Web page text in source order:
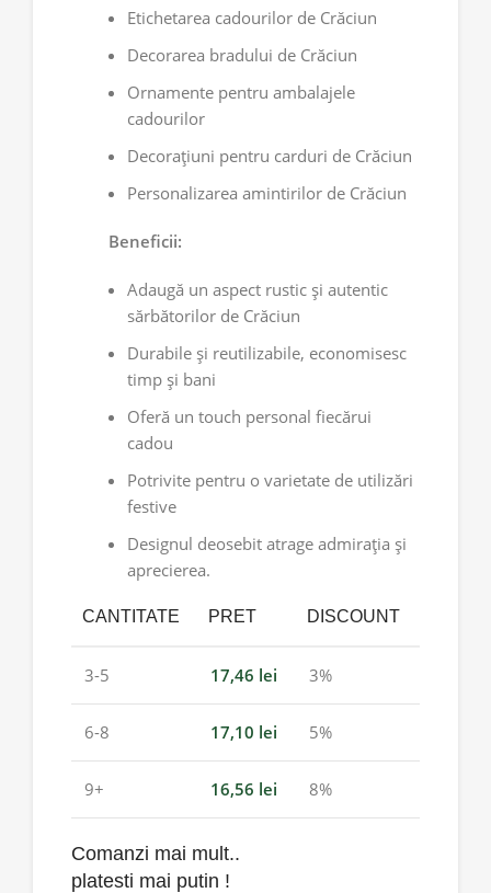
Etichetarea cadourilor de Crăciun
Decorarea bradului de Crăciun
Ornamente pentru ambalajele
cadourilor
Decorațiuni pentru carduri de Crăciun
Personalizarea amintirilor de Crăciun
Beneficii:
Adaugă un aspect rustic și autentic
sărbătorilor de Crăciun
Durabile și reutilizabile, economisesc
timp și bani
Oferă un touch personal fiecărui
cadou
Potrivite pentru o varietate de utilizări
festive
Designul deosebit atrage admirația și
aprecierea.
CANTITATE PRET DISCOUNT
3-5 17,46 lei 3%
6-8 17,10 lei 5%
9+ 16,56 lei 8%
Comanzi mai mult..
platesti mai putin !